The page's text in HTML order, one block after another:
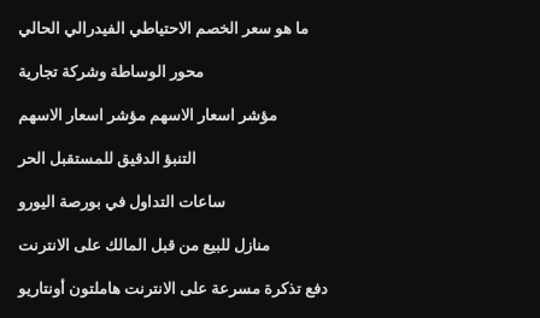
ما هو سعر الخصم الاحتياطي الفيدرالي الحالي
محور الوساطة وشركة تجارية
مؤشر اسعار الاسهم مؤشر اسعار الاسهم
التنبؤ الدقيق للمستقبل الحر
ساعات التداول في بورصة اليورو
منازل للبيع من قبل المالك على الانترنت
دفع تذكرة مسرعة على الانترنت هاملتون أونتاريو